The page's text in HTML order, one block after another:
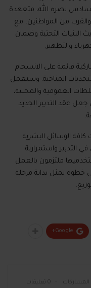
نصره الله، متعهدة
والقرب من المواطنين، مع
البنيات التحتية وضمان
والتطهير.
قائمة على الانسجام
المناخية. وستعمل
العمومية والمحلية،
عقد التدبير الجديد
كافة الوسائل البشرية
التدبير واستمرارية
ملتزمون بالعمل
خطوة تمثل بداية مرحلة
Google+
0 تعليقات